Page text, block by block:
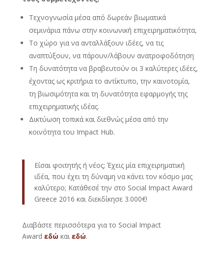
Τεχνογνωσία μέσα από δωρεάν βιωματικά
σεμινάρια πάνω στην κοινωνική επιχειρηματικότητα,
Το χώρο για να ανταλλάξουν ιδέες, να τις
αναπτύξουν, να πάρουν/λάβουν ανατροφοδότηση
Τη δυνατότητα να βραβευτούν οι 3 καλύτερες ιδέες,
έχοντας ως κριτήρια το αντίκτυπο, την καινοτομία,
τη βιωσιμότητα και τη δυνατότητα εφαρμογής της
επιχειρηματικής ιδέας.
Δικτύωση τοπικά και διεθνώς μέσα από την
κοινότητα του Impact Hub.
Είσαι φοιτητής ή νέος; Έχεις μία επιχειρηματική
ιδέα, που έχει τη δύναμη να κάνει τον κόσμο μας
καλύτερο; Κατάθεσέ την στο Social Impact Award
Greece 2016 και διεκδίκησε 3.000€!
Διαβάστε περισσότερα για το Social Impact
Award εδώ καιεδώ.